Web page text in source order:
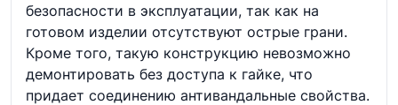
безопасности в эксплуатации, так как на
готовом изделии отсутствуют острые грани.
Кроме того, такую конструкцию невозможно
демонтировать без доступа к гайке, что
придает соединению антивандальные свойства.